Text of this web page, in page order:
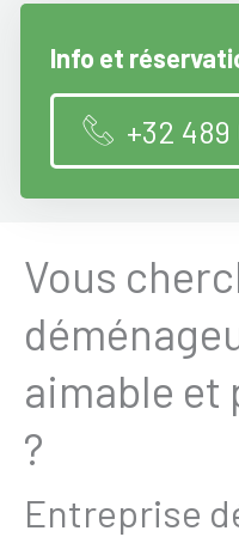
Info et
+32 489
Vous
aimable et
?
Entreprise